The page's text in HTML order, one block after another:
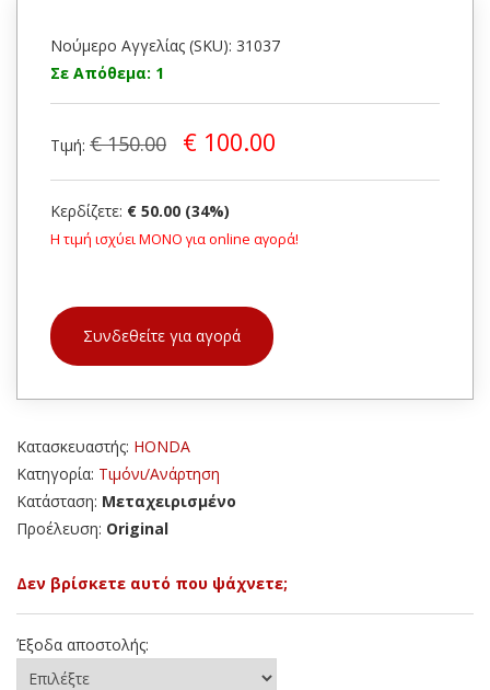
Νούμερο Αγγελίας (SKU): 31037
Σε Απόθεμα: 1
Τιμή: € 150.00 € 100.00
Κερδίζετε: € 50.00 (34%)
Η τιμή ισχύει ΜΟΝΟ για online αγορά!
Συνδεθείτε για αγορά
Κατασκευαστής: HONDA
Κατηγορία: Τιμόνι/Ανάρτηση
Κατάσταση: Μεταχειρισμένο
Προέλευση: Original
Δεν βρίσκετε αυτό που ψάχνετε;
Έξοδα αποστολής: